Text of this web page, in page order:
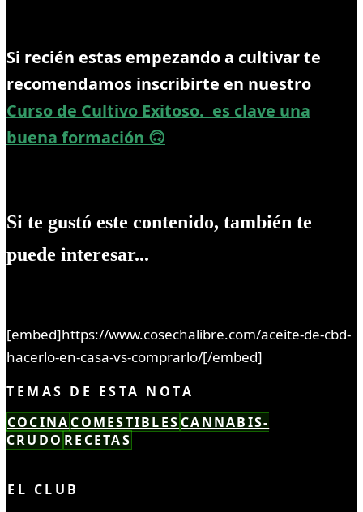
Si recién estas empezando a cultivar te
recomendamos inscribirte en nuestro
Curso de Cultivo Exitoso. es clave una
buena formación 🙃
Si te gustó este contenido, también te
puede interesar...
[embed]https://www.cosechalibre.com/aceite-de-cbd-
hacerlo-en-casa-vs-comprarlo/[/embed]
TEMAS DE ESTA NOTA
COCINA COMESTIBLES CANNABIS-
CRUDO RECETAS
EL CLUB